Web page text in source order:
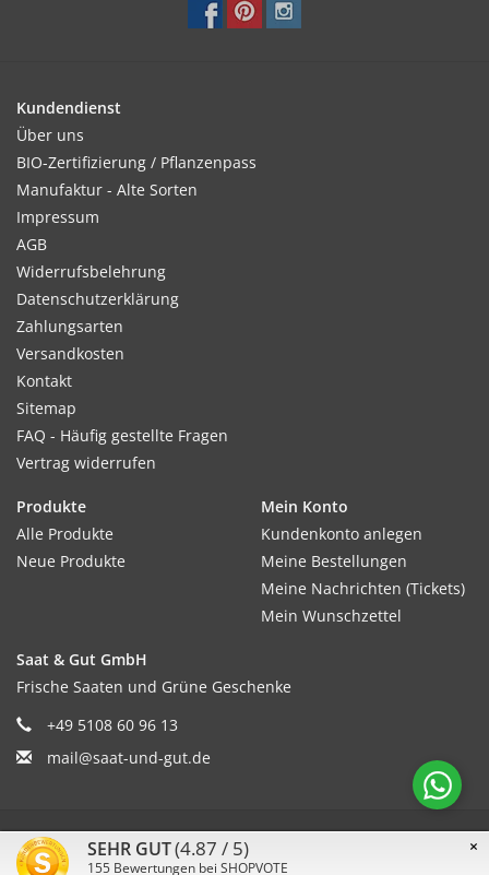
Kundendienst
Über uns
BIO-Zertifizierung / Pflanzenpass
Manufaktur - Alte Sorten
Impressum
AGB
Widerrufsbelehrung
Datenschutzerklärung
Zahlungsarten
Versandkosten
Kontakt
Sitemap
FAQ - Häufig gestellte Fragen
Vertrag widerrufen
Produkte
Alle Produkte
Neue Produkte
Mein Konto
Kundenkonto anlegen
Meine Bestellungen
Meine Nachrichten (Tickets)
Mein Wunschzettel
Saat & Gut GmbH
Frische Saaten und Grüne Geschenke
+49 5108 60 96 13
mail@saat-und-gut.de
© Copyright 2026 Saat & Gut - Powered by ×
SEHR GUT(4.87 / 5)
155 Bewertungen bei SHOPVOTE